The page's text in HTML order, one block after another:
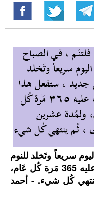
سريعاً وتَخلد للنوم
مِن جديد ، ستفعل هذا وتواظب عليه 365 مَرة كُل عَام،
كُل شيء. - أحمد